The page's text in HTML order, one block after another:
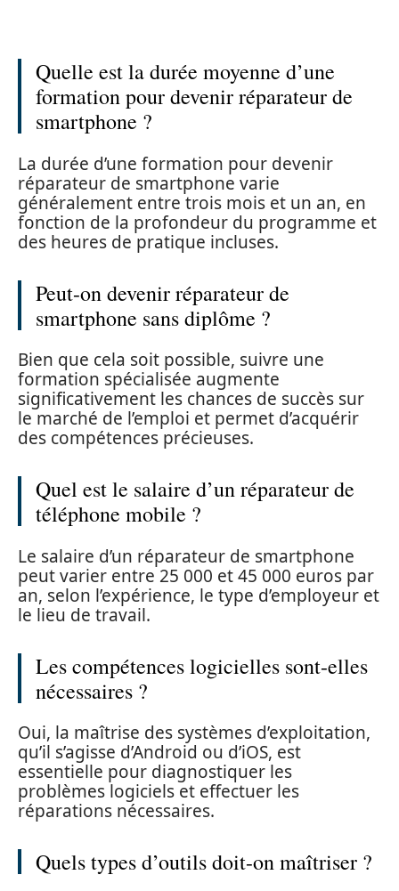
Quelle est la durée moyenne d’une
formation pour devenir réparateur de
smartphone ?
La durée d’une formation pour devenir
réparateur de smartphone varie
généralement entre trois mois et un an, en
fonction de la profondeur du programme et
des heures de pratique incluses.
Peut-on devenir réparateur de
smartphone sans diplôme ?
Bien que cela soit possible, suivre une
formation spécialisée augmente
significativement les chances de succès sur
le marché de l’emploi et permet d’acquérir
des compétences précieuses.
Quel est le salaire d’un réparateur de
téléphone mobile ?
Le salaire d’un réparateur de smartphone
peut varier entre 25 000 et 45 000 euros par
an, selon l’expérience, le type d’employeur et
le lieu de travail.
Les compétences logicielles sont-elles
nécessaires ?
Oui, la maîtrise des systèmes d’exploitation,
qu’il s’agisse d’Android ou d’iOS, est
essentielle pour diagnostiquer les
problèmes logiciels et effectuer les
réparations nécessaires.
Quels types d’outils doit-on maîtriser ?